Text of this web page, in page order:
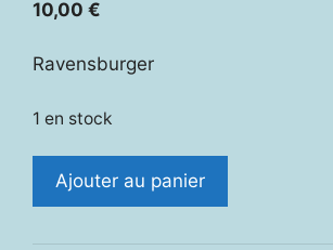
10,00 €
Ravensburger
1 en stock
quantité
Ajouter au panier